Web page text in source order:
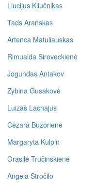
Liucijus Kliučnikas
Tads Aranskas
Artenca Matuliauskas
Rimualda Siroveckienė
Jogundas Antakov
Zybina Gusakovė
Luizas Lachajus
Cezara Buzorienė
Margaryta Kulpin
Grasilė Tručinskienė
Angela Stročilo